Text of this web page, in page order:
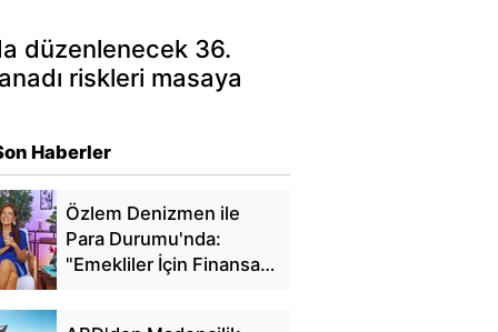
düzenlenecek 36.
riskleri masaya
Haberler
Özlem Denizmen ile
Para Durumu'nda:
"Emekliler İçin Finansal